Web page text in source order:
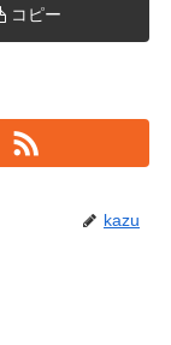
コピー
kazu